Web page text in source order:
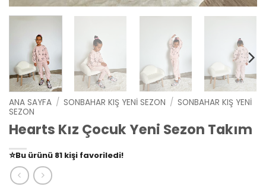
ANA SAYFA / SONBAHAR KIŞ YENI SEZON / SONBAHAR KIŞ YENI
SEZON
Hearts Kız Çocuk Yeni Sezon Takım
⭐️Bu ürünü 81 kişi favoriledi!
🛒39 kişisepetine ekledi!
✅ Bugün 14 adet